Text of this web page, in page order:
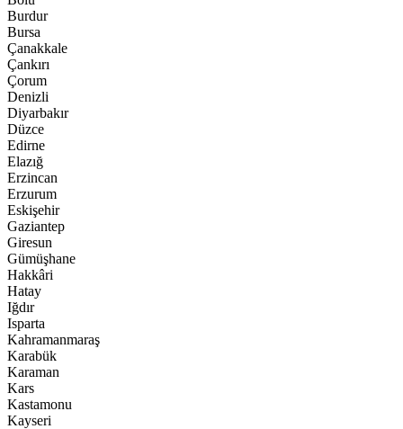
Burdur
Bursa
Çanakkale
Çankırı
Çorum
Denizli
Diyarbakır
Düzce
Edirne
Elazığ
Erzincan
Erzurum
Eskişehir
Gaziantep
Giresun
Gümüşhane
Hakkâri
Hatay
Iğdır
Isparta
Kahramanmaraş
Karabük
Karaman
Kars
Kastamonu
Kayseri